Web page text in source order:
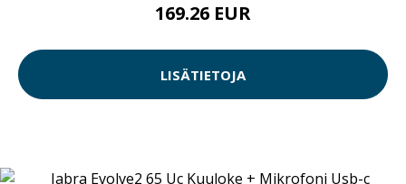
169.26 EUR
LISÄTIETOJA